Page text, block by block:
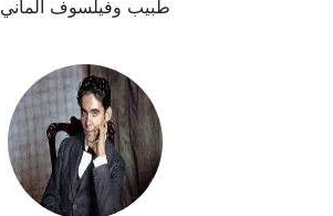
طبيب وفيلسوف ألماني